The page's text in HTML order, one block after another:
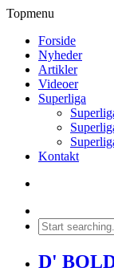
Topmenu
Forside
Nyheder
Artikler
Videoer
Superliga
Kontakt
D'